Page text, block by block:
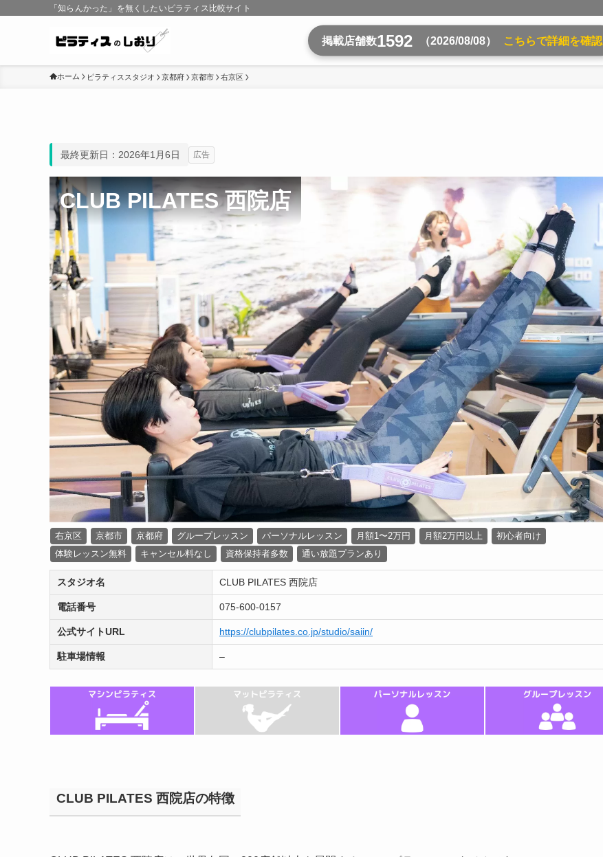
「知らんかった」を無くしたいピラティス比較サイト
掲載店舗数1592 （2026/08/08） こちらで詳細を確認
ホーム ピラティススタジオ 京都府 京都市 右京区
最終更新日：2026年1月6日 広告
CLUB PILATES 西院店
右京区 京都市 京都府 グループレッスン パーソナルレッスン 月額1〜2万円 月額2万円以上
初心者向け
体験レッスン無料
キャンセル料なし 資格保持者多数 通い放題プランあり
スタジオ名 CLUB PILATES 西院店
電話番号 075-600-0157
公式サイトURL https://clubpilates.co.jp/studio/saiin/
駐車場情報 –
CLUB PILATES 西院店の特徴